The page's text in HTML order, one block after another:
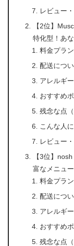
レビュー
【2位】
特化型！あ
料金プラン
配送につ
アレルギ
おすすめ
残念な点
こんな人
レビュー
【3位】
富なメニュ
料金プラン
配送につ
アレルギ
おすすめ
残念な点